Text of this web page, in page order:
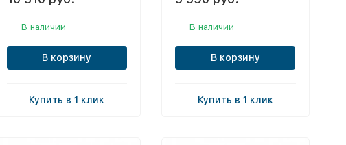
В наличии
В корзину
Купить в 1 клик
В наличии
В корзину
Купить в 1 клик